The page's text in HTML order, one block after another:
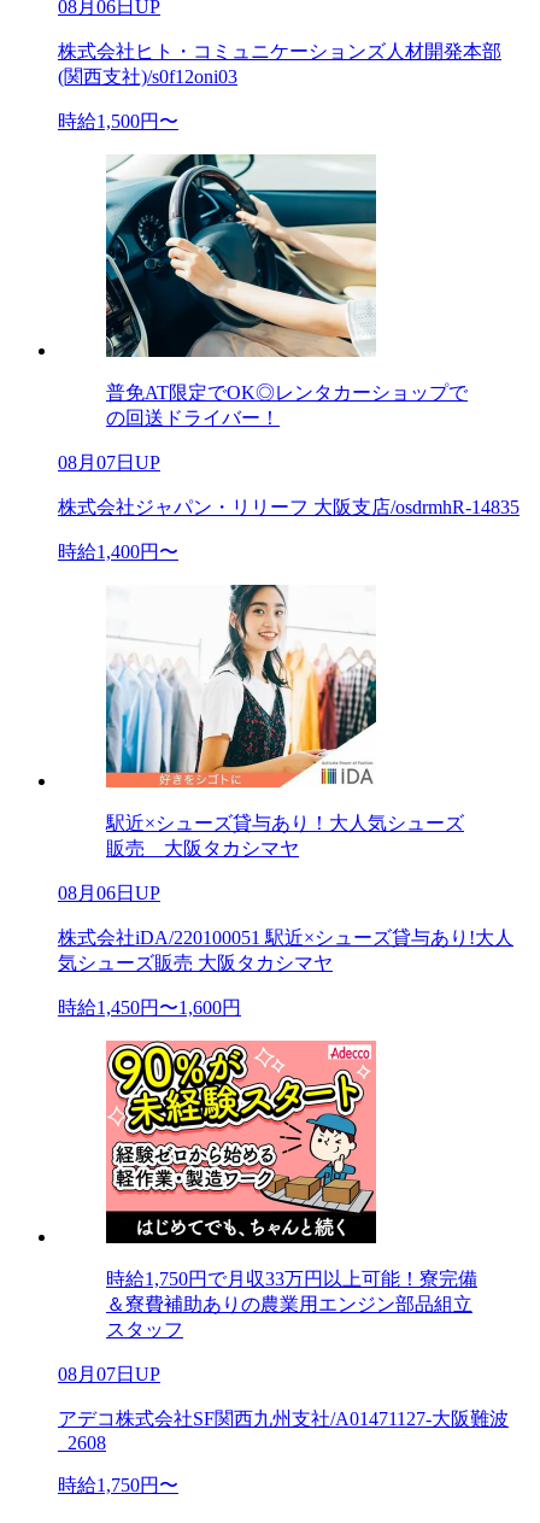
08月06日UP
株式会社ヒト・コミュニケーションズ人材開発本部
(関西支社)/s0f12oni03
時給1,500円〜
普免AT限定でOK◎レンタカーショップで
の回送ドライバー！
08月07日UP
株式会社ジャパン・リリーフ 大阪支店/osdrmhR-14835
時給1,400円〜
駅近×シューズ貸与あり！大人気シューズ
販売 大阪タカシマヤ
08月06日UP
株式会社iDA/220100051 駅近×シューズ貸与あり!大人
気シューズ販売 大阪タカシマヤ
時給1,450円〜1,600円
時給1,750円で月収33万円以上可能！寮完備
＆寮費補助ありの農業用エンジン部品組立
スタッフ
08月07日UP
アデコ株式会社SF関西九州支社/A01471127-大阪難波
_2608
時給1,750円〜